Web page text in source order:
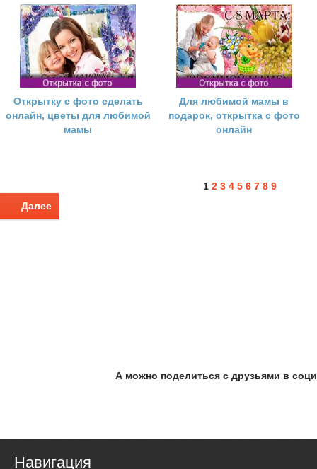
Открытку с фото сделать
онлайн, цветы для любимой
мамы
Для любимой мамы в
подарок, открытка с фото
онлайн
1 2 3 4 5 6 7 8 9
Далее
А можно поделиться с друзьями в
Навигация